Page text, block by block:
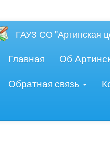
ГАУЗ СО "Артинская
Главная Об
Обратная связь